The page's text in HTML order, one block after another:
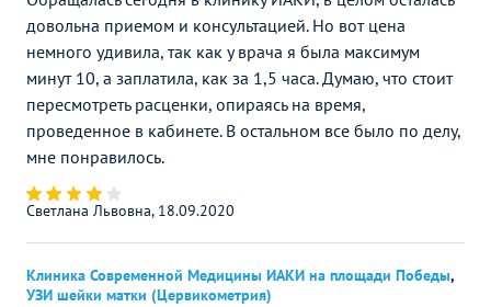
довольна приемом и консультацией. Но вот цена
немного удивила, так как у врача я была максимум
минут 10, а заплатила, как за 1,5 часа. Думаю, что стоит
пересмотреть расценки, опираясь на время,
проведенное в кабинете. В остальном все было по делу,
мне понравилось.
Светлана Львовна, 18.09.2020
Клиника Современной Медицины ИАКИ на площади Победы,
УЗИ шейки матки (Цервикометрия)